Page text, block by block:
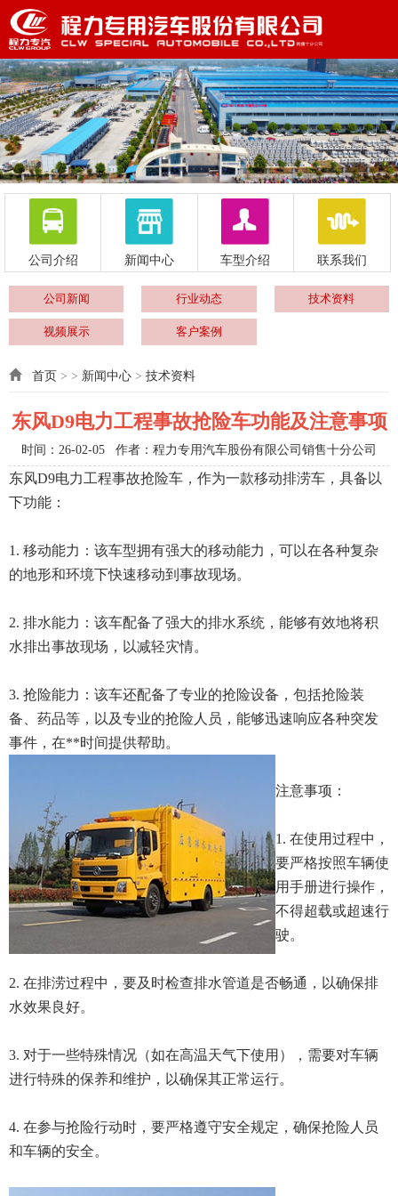
公司介绍 新闻中心 车型介绍 联系我们
公司新闻 行业动态 技术资料
视频展示 客户案例
首页 > > 新闻中心 > 技术资料
东风D9电力工程事故抢险车功能及注意事项
时间：26-02-05 作者：程力专用汽车股份有限公司销售十分公司
东风D9电力工程事故抢险车，作为一款移动排涝车，具备以
下功能：
1. 移动能力：该车型拥有强大的移动能力，可以在各种复杂
的地形和环境下快速移动到事故现场。
2. 排水能力：该车配备了强大的排水系统，能够有效地将积
水排出事故现场，以减轻灾情。
3. 抢险能力：该车还配备了专业的抢险设备，包括抢险装
备、药品等，以及专业的抢险人员，能够迅速响应各种突发
事件，在**时间提供帮助。
注意事项：
1. 在使用过程中，
要严格按照车辆使
用手册进行操作，
不得超载或超速行
驶。
2. 在排涝过程中，要及时检查排水管道是否畅通，以确保排
水效果良好。
3. 对于一些特殊情况（如在高温天气下使用），需要对车辆
进行特殊的保养和维护，以确保其正常运行。
4. 在参与抢险行动时，要严格遵守安全规定，确保抢险人员
和车辆的安全。